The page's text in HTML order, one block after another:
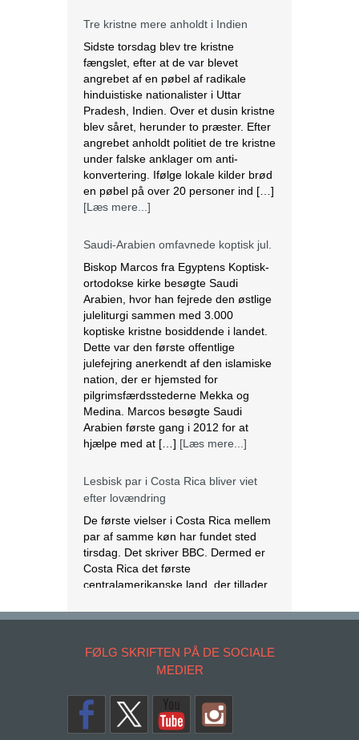
under falske anklager om anti-
konvertering. Ifølge lokale kilder brød
en pøbel på over 20 personer ind […]
[Læs mere...]
Saudi-Arabien omfavnede koptisk jul.
Biskop Marcos fra Egyptens Koptisk-
ortodokse kirke besøgte Saudi
Arabien, hvor han fejrede den østlige
juleliturgi sammen med 3.000
koptiske kristne bosiddende i landet.
Dette var den første offentlige
nation, der er hjemsted for
pilgrimsfærdsstederne Mekka og
Medina. Marcos besøgte Saudi
Arabien første gang i 2012 for at
hjælpe med at […]
[Læs mere...]
Lesbisk par i Costa Rica bliver viet
efter lovændring
De første vielser i Costa Rica mellem
par af samme køn har fundet sted
tirsdag. Det skriver BBC. Dermed er
Costa Rica det første
centralamerikanske land, der tillader
lesbiske par Alexandra Quiros og
Dunia Araya blev de første til at sige
“ja” til hinanden. Brylluppet blev vist
på nationalt […]
[Læs mere...]
Abbas erklærer alle aftaler med Israel
og USA for færdige
og forståelser med Israel og USA for
palæstinensiske præsident tirsdag
ifølge det palæstinensiske
Befrielsesorganisation (PLO) og
staten Palæstina er fra i dag fritaget
for alle aftaler og forståelser med den
FØLG SKRIFTEN PÅ DE SOCIALE
MEDIER